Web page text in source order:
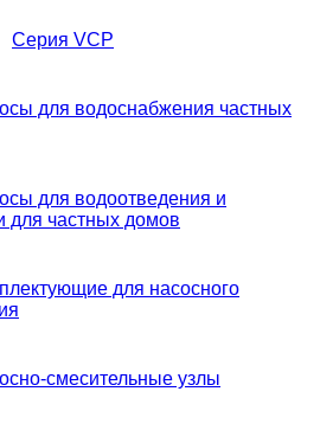
Серия VCP
для водоснабжения частных
для водоотведения и
для частных домов
для насосного
смесительные узлы